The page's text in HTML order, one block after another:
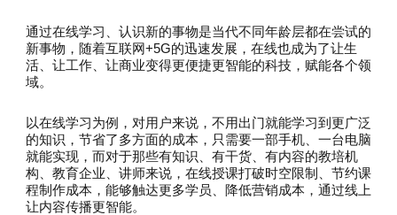
通过在线学习、认识新的事物是当代不同年龄层都在尝试的
新事物，随着互联网+5G的迅速发展，在线也成为了让生
活、让工作、让商业变得更便捷更智能的科技，赋能各个领
域。
以在线学习为例，对用户来说，不用出门就能学习到更广泛
的知识，节省了多方面的成本，只需要一部手机、一台电脑
就能实现，而对于那些有知识、有干货、有内容的教培机
构、教育企业、讲师来说，在线授课打破时空限制、节约课
程制作成本，能够触达更多学员、降低营销成本，通过线上
让内容传播更智能。